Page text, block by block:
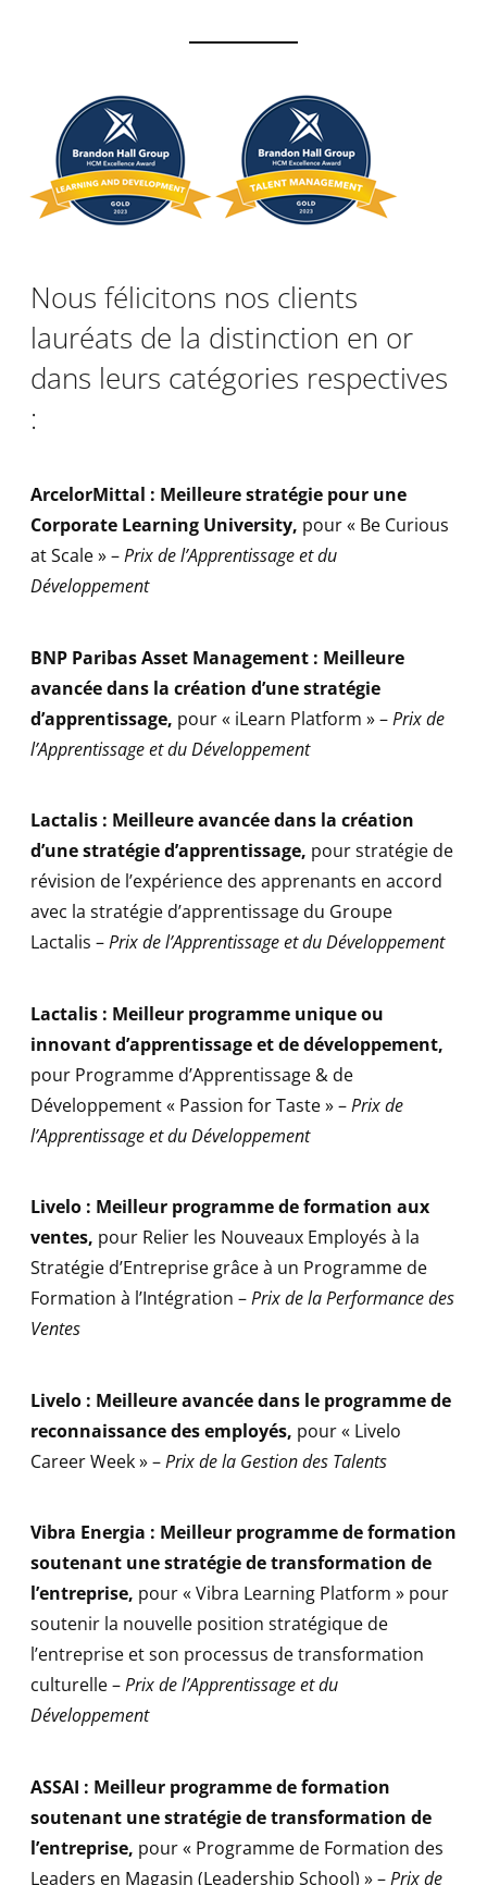
Nous félicitons nos clients
lauréats de la distinction en or
dans leurs catégories respectives
:
ArcelorMittal : Meilleure stratégie pour une
Corporate Learning University, pour « Be Curious
at Scale » –Prix de l’Apprentissage et du
Développement
BNP Paribas Asset Management : Meilleure
avancée dans la création d’une stratégie
d’apprentissage, pour « iLearn Platform » –Prix de
l’Apprentissage et du Développement
Lactalis : Meilleure avancée dans la création
d’une stratégie d’apprentissage, pour stratégie de
révision de l’expérience des apprenants en accord
avec la stratégie d’apprentissage du Groupe
Lactalis –Prix de l’Apprentissage et du Développement
Lactalis : Meilleur programme unique ou
innovant d’apprentissage et de développement,
pour Programme d’Apprentissage & de
Développement « Passion for Taste » –Prix de
l’Apprentissage et du Développement
Livelo : Meilleur programme de formation aux
ventes, pour Relier les Nouveaux Employés à la
Stratégie d’Entreprise grâce à un Programme de
Formation à l’Intégration –Prix de la Performance des
Ventes
Livelo : Meilleure avancée dans le programme de
reconnaissance des employés, pour « Livelo
Career Week » –Prix de la Gestion des Talents
Vibra Energia : Meilleur programme de formation
soutenant une stratégie de transformation de
l’entreprise, pour « Vibra Learning Platform » pour
soutenir la nouvelle position stratégique de
l’entreprise et son processus de transformation
culturelle –Prix de l’Apprentissage et du
Développement
ASSAI : Meilleur programme de formation
soutenant une stratégie de transformation de
l’entreprise, pour « Programme de Formation des
Leaders en Magasin (Leadership School) » –Prix de